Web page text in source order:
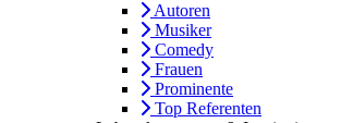
Autoren
Musiker
Comedy
Frauen
Prominente
Top Referenten